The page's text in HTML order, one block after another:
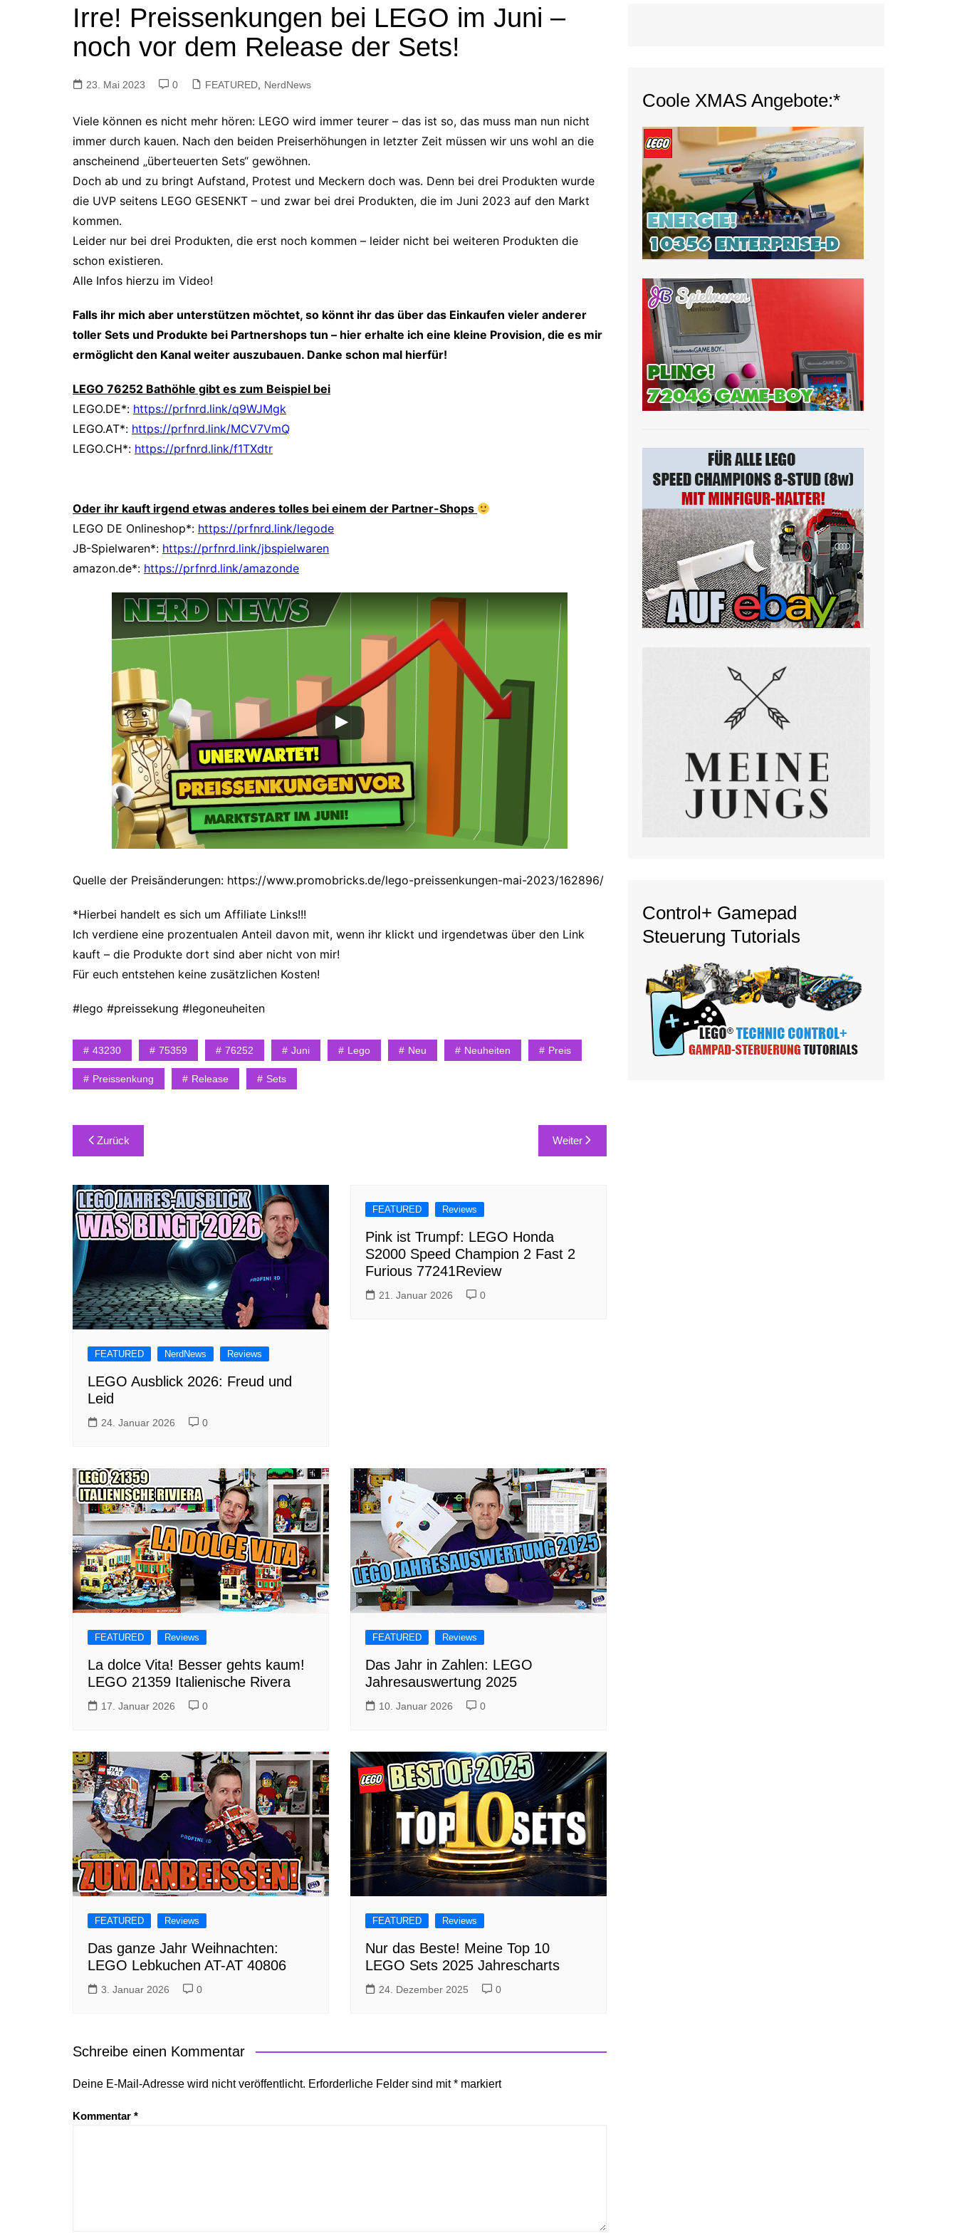
Tutorials
Projekte
Speedbuild
Retroecke
Building Bricks For
Warenkorb
Irre! Preissenkungen bei LEGO im Juni –
noch vor dem Release der Sets!
23. Mai 2023 0 FEATURED NerdNews
Viele können es nicht mehr hören: LEGO wird immer teurer – das ist so, das muss man nun nicht
immer durch kauen. Nach den beiden Preiserhöhungen in letzter Zeit müssen wir uns wohl an die
anscheinend „überteuerten Sets“ gewöhnen.
Doch ab und zu bringt Aufstand, Protest und Meckern doch was. Denn bei drei Produkten wurde
die UVP seitens LEGO GESENKT – und zwar bei drei Produkten, die im Juni 2023 auf den Markt
kommen.
Leider nur bei drei Produkten, die erst noch kommen – leider nicht bei weiteren Produkten die
schon existieren.
Alle Infos hierzu im Video!
Falls ihr mich aber unterstützen möchtet, so könnt ihr das über das Einkaufen vieler anderer
toller Sets und Produkte bei Partnershops tun – hier erhalte ich eine kleine Provision, die es mir
ermöglicht den Kanal weiter auszubauen. Danke schon mal hierfür!
LEGO 76252 Bathöhle gibt es zum Beispiel bei
LEGO.DE*: https://prfnrd.link/q9WJMgk
LEGO.AT*: https://prfnrd.link/MCV7VmQ
LEGO.CH*: https://prfnrd.link/f1TXdtr
Oder ihr kauft irgend etwas anderes tolles bei einem der Partner-Shops
LEGO DE Onlineshop*: https://prfnrd.link/legode
JB-Spielwaren*: https://prfnrd.link/jbspielwaren
amazon.de*: https://prfnrd.link/amazonde
Quelle der Preisänderungen: https://www.promobricks.de/lego-preissenkungen-mai-2023/162896/
*Hierbei handelt es sich um Affiliate Links!!!
Ich verdiene eine prozentualen Anteil davon mit, wenn ihr klickt und irgendetwas über den Link
kauft – die Produkte dort sind aber nicht von mir!
Für euch entstehen keine zusätzlichen Kosten!
#lego #preissekung #legoneuheiten
43230 75359 76252 Juni Lego Neu Neuheiten Preis
Preissenkung Release Sets
Beitragsnavigation
Zurück Weiter
FEATURED NerdNews Reviews
LEGO Ausblick 2026: Freud und
Leid
24. Januar 2026 0
FEATURED Reviews
Pink ist Trumpf: LEGO Honda
S2000 Speed Champion 2 Fast 2
Furious 77241Review
21. Januar 2026 0
FEATURED Reviews
La dolce Vita! Besser gehts kaum!
LEGO 21359 Italienische Rivera
17. Januar 2026 0
FEATURED Reviews
Das Jahr in Zahlen: LEGO
Jahresauswertung 2025
10. Januar 2026 0
FEATURED Reviews
Das ganze Jahr Weihnachten:
LEGO Lebkuchen AT-AT 40806
3. Januar 2026 0
FEATURED Reviews
Nur das Beste! Meine Top 10
LEGO Sets 2025 Jahrescharts
24. Dezember 2025 0
Schreibe einen Kommentar
Deine E-Mail-Adresse wird nicht veröffentlicht. Erforderliche Felder sind mit* markiert
Kommentar *
Coole XMAS Angebote:*
Control+ Gamepad
Steuerung Tutorials